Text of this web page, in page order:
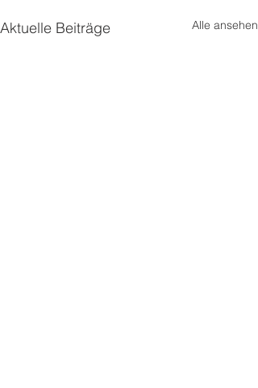
Aktuelle Beiträge Alle ansehen